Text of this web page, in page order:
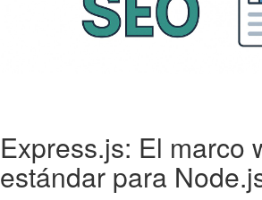
Express.js: El marco
estándar para